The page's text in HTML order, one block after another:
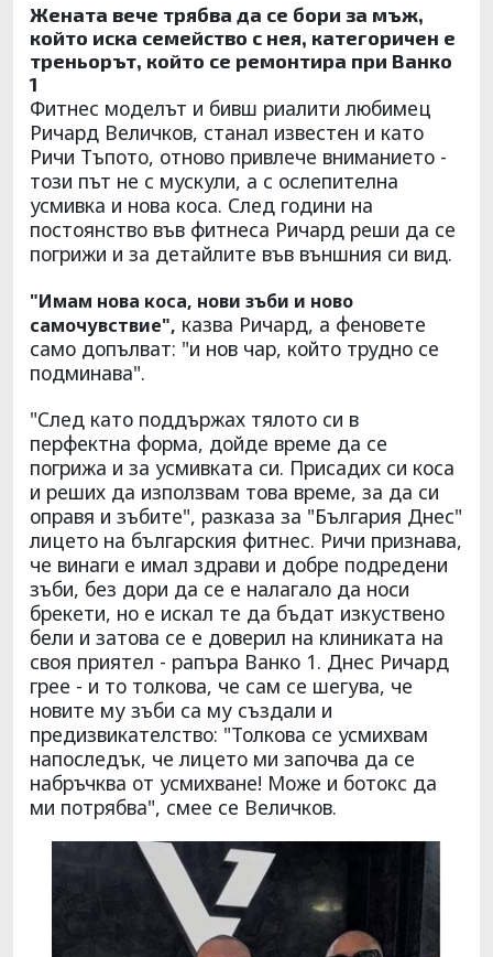
Жената вече трябва да се бори за мъж,
който иска семейство с нея, категоричен е
треньорът, който се ремонтира при Ванко
1
Фитнес моделът и бивш риалити любимец
Ричард Величков, станал известен и като
Ричи Тъпото, отново привлече вниманието -
този път не с мускули, а с ослепителна
усмивка и нова коса. След години на
постоянство във фитнеса Ричард реши да се
погрижи и за детайлите във външния си вид.
"Имам нова коса, нови зъби и ново
самочувствие", казва Ричард, а феновете
само допълват: "и нов чар, който трудно се
подминава".
"След като поддържах тялото си в
перфектна форма, дойде време да се
погрижа и за усмивката си. Присадих си коса
и реших да използвам това време, за да си
оправя и зъбите", разказа за "България Днес"
лицето на българския фитнес. Ричи признава,
че винаги е имал здрави и добре подредени
зъби, без дори да се е налагало да носи
брекети, но е искал те да бъдат изкуствено
бели и затова се е доверил на клиниката на
своя приятел - рапъра Ванко 1. Днес Ричард
грее - и то толкова, че сам се шегува, че
новите му зъби са му създали и
предизвикателство: "Толкова се усмихвам
напоследък, че лицето ми започва да се
набръчква от усмихване! Може и ботокс да
ми потрябва", смее се Величков.